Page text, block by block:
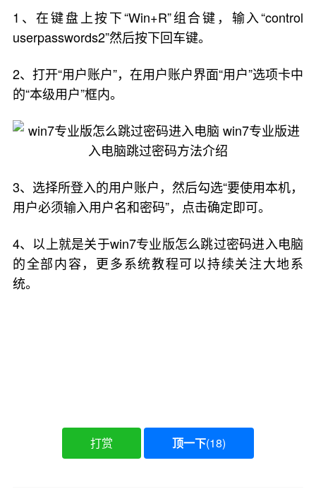
1、在键盘上按下“Win+R”组合键，输入“control
userpasswords2”然后按下回车键。
2、打开“用户账户”，在用户账户界面“用户”选项卡中
的“本级用户”框内。
3、选择所登入的用户账户，然后勾选“要使用本机，
用户必须输入用户名和密码”，点击确定即可。
4、以上就是关于win7专业版怎么跳过密码进入电脑
的全部内容，更多系统教程可以持续关注大地系
统。
打赏 顶一下(18)